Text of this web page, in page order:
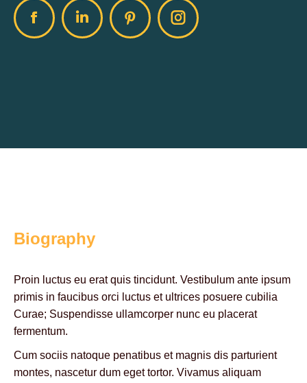
FacebookLinkedinPinterestInstagram
Biography
Proin luctus eu erat quis tincidunt. Vestibulum ante ipsum
primis in faucibus orci luctus et ultrices posuere cubilia
Curae; Suspendisse ullamcorper nunc eu placerat
fermentum.
Cum sociis natoque penatibus et magnis dis parturient
montes, nascetur dum eget tortor. Vivamus aliquam